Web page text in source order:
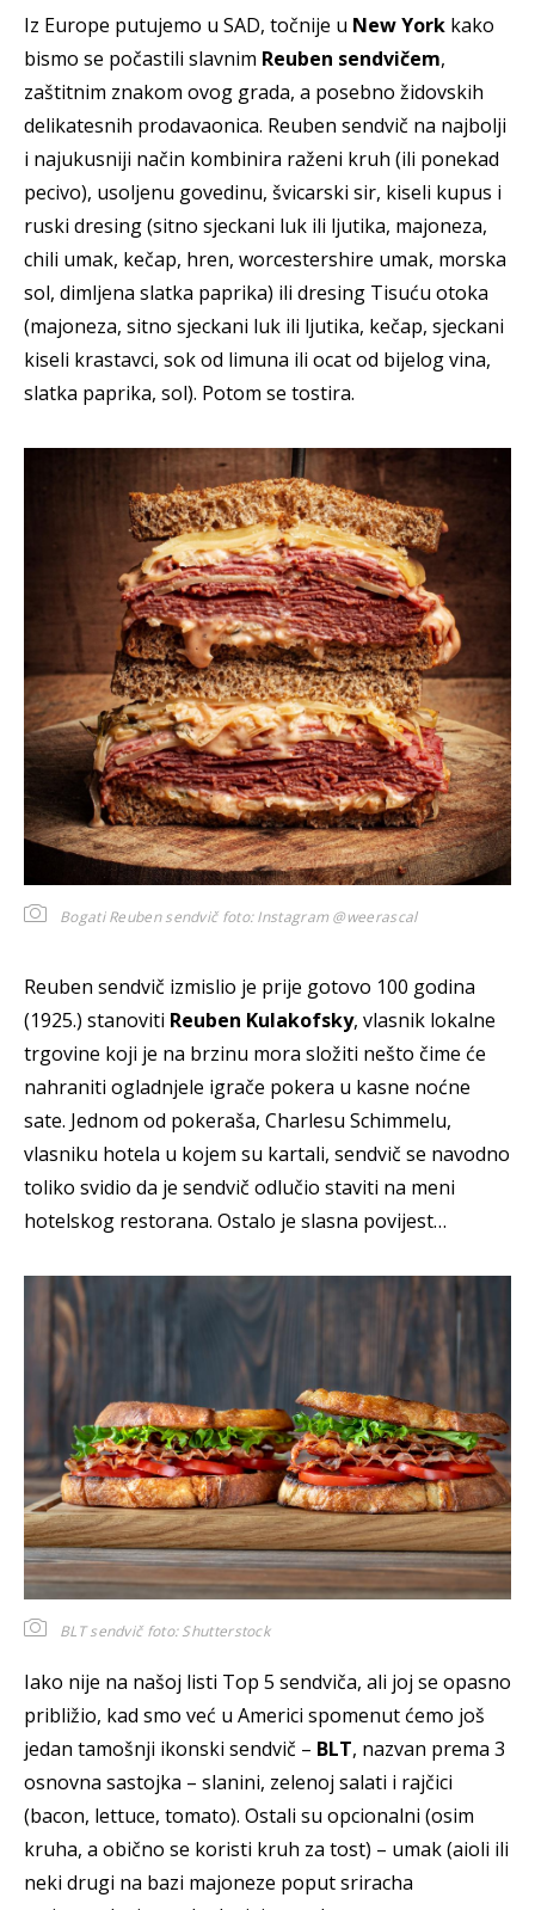
Iz Europe putujemo u SAD, točnije u New York kako
bismo se počastili slavnim Reuben sendvičem,
zaštitnim znakom ovog grada, a posebno židovskih
delikatesnih prodavaonica. Reuben sendvič na najbolji
i najukusniji način kombinira raženi kruh (ili ponekad
pecivo), usoljenu govedinu, švicarski sir, kiseli kupus i
ruski dresing (sitno sjeckani luk ili ljutika, majoneza,
chili umak, kečap, hren, worcestershire umak, morska
sol, dimljena slatka paprika) ili dresing Tisuću otoka
(majoneza, sitno sjeckani luk ili ljutika, kečap, sjeckani
kiseli krastavci, sok od limuna ili ocat od bijelog vina,
slatka paprika, sol). Potom se tostira.
Bogati Reuben sendvič foto: Instagram @weerascal
Reuben sendvič izmislio je prije gotovo 100 godina
(1925.) stanoviti Reuben Kulakofsky, vlasnik lokalne
trgovine koji je na brzinu mora složiti nešto čime će
nahraniti ogladnjele igrače pokera u kasne noćne
sate. Jednom od pokeraša, Charlesu Schimmelu,
vlasniku hotela u kojem su kartali, sendvič se navodno
toliko svidio da je sendvič odlučio staviti na meni
hotelskog restorana. Ostalo je slasna povijest…
BLT sendvič foto: Shutterstock
Iako nije na našoj listi Top 5 sendviča, ali joj se opasno
približio, kad smo već u Americi spomenut ćemo još
jedan tamošnji ikonski sendvič – BLT, nazvan prema 3
osnovna sastojka – slanini, zelenoj salati i rajčici
(bacon, lettuce, tomato). Ostali su opcionalni (osim
kruha, a obično se koristi kruh za tost) – umak (aioli ili
neki drugi na bazi majoneze poput sriracha